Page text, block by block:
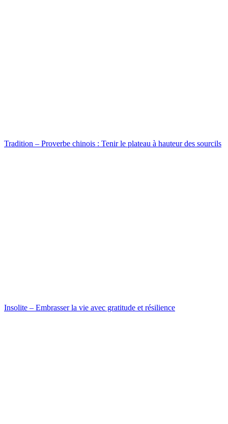
Tradition – Proverbe chinois : Tenir le plateau à hauteur des sourcils
Insolite – Embrasser la vie avec gratitude et résilience